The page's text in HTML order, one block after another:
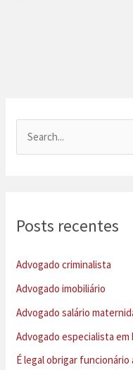
família
i
p
o
r
Posts recentes
Advogado criminalista
Advogado imobiliário
Advogado salário
Advogado especialista em
É legal obrigar